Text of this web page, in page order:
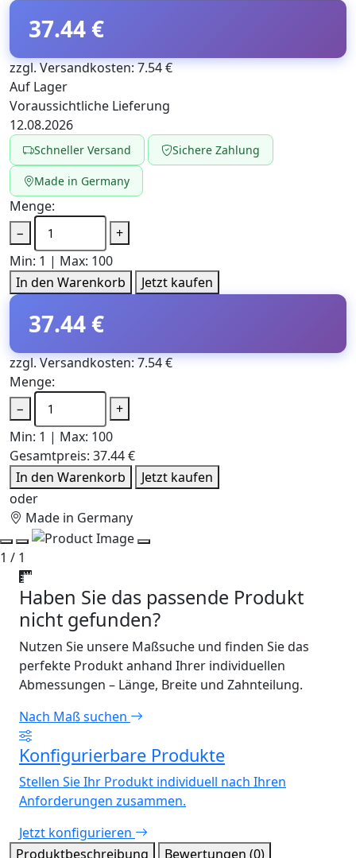
37.44 €
zzgl. Versandkosten: 7.54 €
Auf Lager
Voraussichtliche Lieferung
12.08.2026
Schneller Versand Sichere Zahlung
Made in Germany
Menge:
−
+
Min: 1 | Max: 100
In den Warenkorb
Jetzt kaufen
37.44 €
zzgl. Versandkosten: 7.54 €
Menge:
−
+
Min: 1 | Max: 100
Gesamtpreis: 37.44 €
In den Warenkorb
Jetzt kaufen
oder
Made in Germany
1 / 1
Haben Sie das passende Produkt
nicht gefunden?
Nutzen Sie unsere Maßsuche und finden Sie das
perfekte Produkt anhand Ihrer individuellen
Abmessungen – Länge, Breite und Zahnteilung.
Nach Maß suchen
Konfigurierbare Produkte
Stellen Sie Ihr Produkt individuell nach Ihren
Anforderungen zusammen.
Jetzt konfigurieren
Produktbeschreibung
Bewertungen (0)